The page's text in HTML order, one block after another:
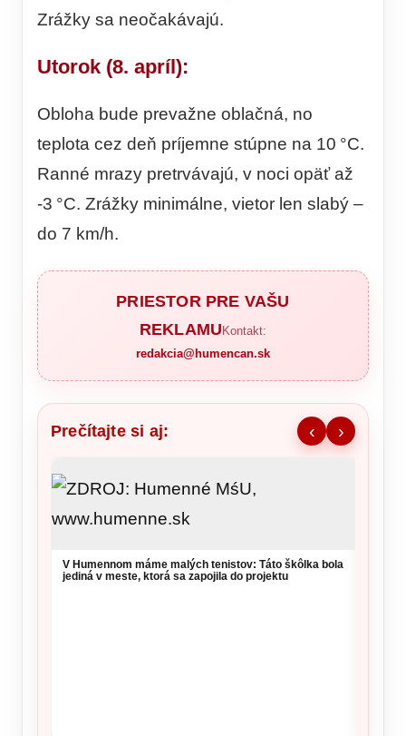
Zrážky sa neočakávajú.
Utorok (8. apríl):
Obloha bude prevažne oblačná, no
teplota cez deň príjemne stúpne na 10 °C.
Ranné mrazy pretrvávajú, v noci opäť až
-3 °C. Zrážky minimálne, vietor len slabý –
do 7 km/h.
PRIESTOR PRE VAŠU
REKLAMU Kontakt:
redakcia@humencan.sk
Prečítajte si aj: ‹ ›
V Humennom máme malých tenistov: Táto škôlka bola
jediná v meste, ktorá sa zapojila do projektu